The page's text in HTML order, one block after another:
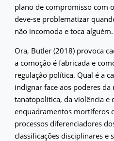
plano de compromisso com
deve-se problematizar
não incomoda e toca alguém.
Ora, Butler (2018) provoca
a comoção é fabricada e
regulação política. Qual é a
indignar face aos poderes
tanatopolítica, da violência e
enquadramentos mortíferos
processos diferenciadores
classificações disciplinares e